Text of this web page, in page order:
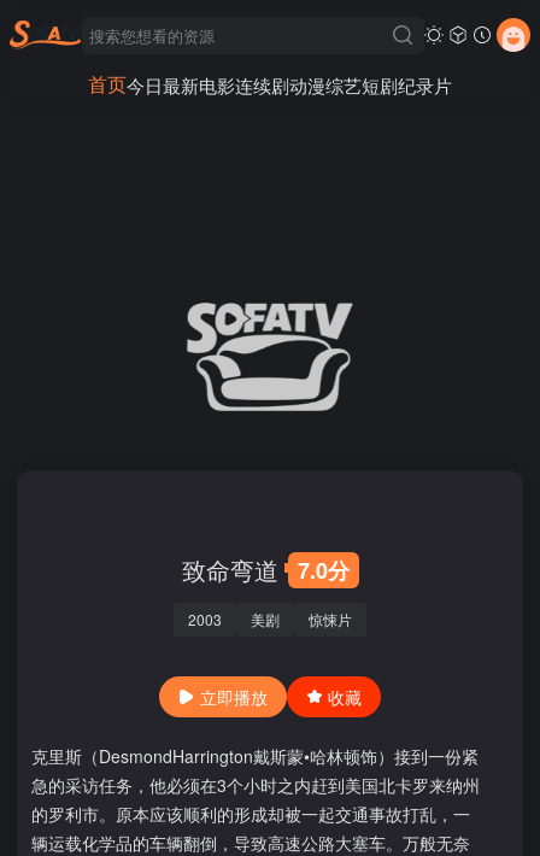
首页今日最新电影连续剧动漫综艺短剧纪录片
致命弯道 7.0分
2003 美剧 惊悚片
立即播放 收藏
克里斯（DesmondHarrington戴斯蒙•哈林顿饰）接到一份紧
急的采访任务，他必须在3个小时之内赶到美国北卡罗来纳州
的罗利市。原本应该顺利的形成却被一起交通事故打乱，一
辆运载化学品的车辆翻倒，导致高速公路大塞车。万般无奈